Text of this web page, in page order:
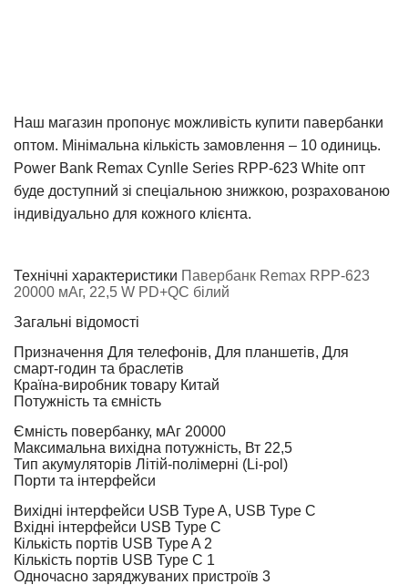
Наш магазин пропонує можливість купити павербанки
оптом. Мінімальна кількість замовлення – 10 одиниць.
Power Bank Remax Cynlle Series RPP-623 White опт
буде доступний зі спеціальною знижкою, розрахованою
індивідуально для кожного клієнта.
Технічні характеристики Павербанк Remax RPP-623
20000 мАг, 22,5 W PD+QC білий
Загальні відомості
Призначення Для телефонів, Для планшетів, Для
смарт-годин та браслетів
Країна-виробник товару Китай
Потужність та ємність
Ємність повербанку, мАг 20000
Максимальна вихідна потужність, Вт 22,5
Тип акумуляторів Літій-полімерні (Li-pol)
Порти та інтерфейси
Вихідні інтерфейси USB Type A, USB Type C
Вхідні інтерфейси USB Type C
Кількість портів USB Type A 2
Кількість портів USB Type C 1
Одночасно заряджуваних пристроїв 3